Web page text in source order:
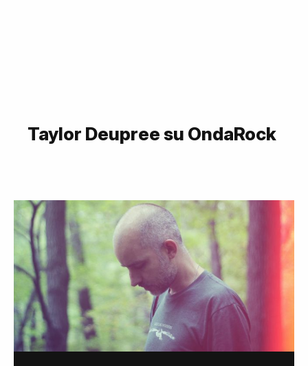
Taylor Deupree su OndaRock